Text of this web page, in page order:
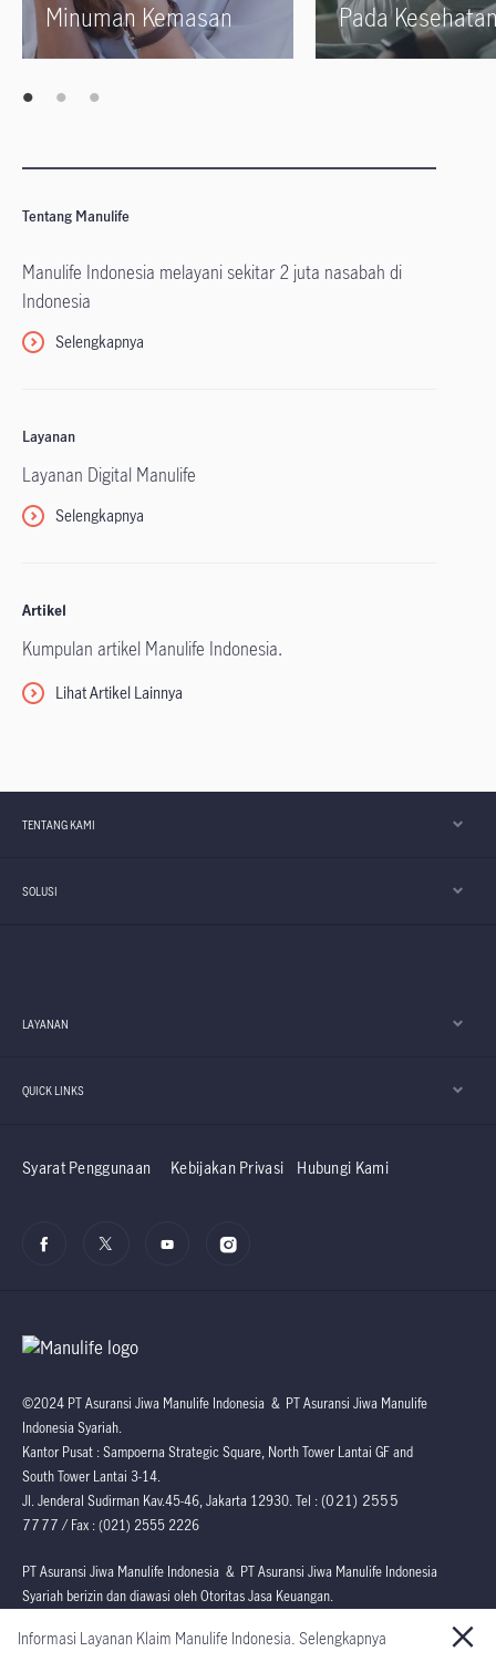
Informasi Layanan Klaim Manulife Indonesia. Selengkapnya
Minuman Kemasan
Pada
Tentang Manulife
Manulife Indonesia melayani sekitar 2 juta nasabah di
Indonesia
Selengkapnya
Layanan
Layanan Digital Manulife
Selengkapnya
Artikel
Kumpulan artikel Manulife Indonesia.
Lihat Artikel Lainnya
TENTANG KAMI
SOLUSI
LAYANAN
QUICK LINKS
Syarat Penggunaan Kebijakan Privasi Hubungi Kami
©2024 PT Asuransi Jiwa Manulife Indonesia & PT Asuransi Jiwa Manulife
Indonesia Syariah.
Kantor Pusat : Sampoerna Strategic Square, North Tower Lantai GF and
South Tower Lantai 3-14.
Jl. Jenderal Sudirman Kav.45-46, Jakarta 12930. Tel :(021) 2555
7777 / Fax : (021) 2555 2226
PT Asuransi Jiwa Manulife Indonesia & PT Asuransi Jiwa Manulife Indonesia
Syariah berizin dan diawasi oleh Otoritas Jasa Keuangan.